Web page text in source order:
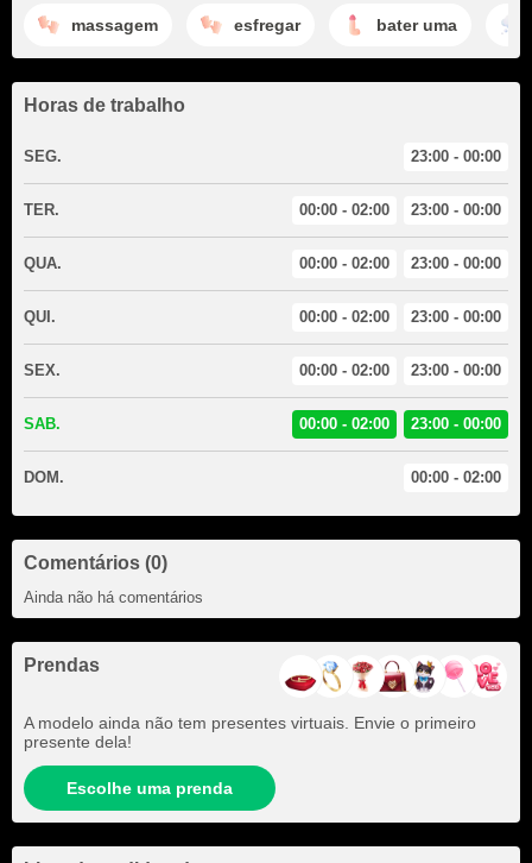
massagem esfregar bater uma
Horas de trabalho
SEG. 23:00 - 00:00
TER. 00:00 - 02:00 23:00 - 00:00
QUA. 00:00 - 02:00 23:00 - 00:00
QUI. 00:00 - 02:00 23:00 - 00:00
SEX. 00:00 - 02:00 23:00 - 00:00
SAB. 00:00 - 02:00 23:00 - 00:00
DOM. 00:00 - 02:00
Comentários (0)
Ainda não há comentários
Prendas
A modelo ainda não tem presentes virtuais. Envie o primeiro
presente dela!
Escolhe uma prenda